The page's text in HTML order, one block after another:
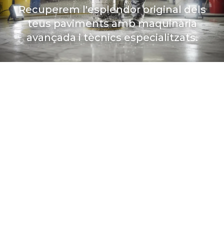
Recuperem l'esplendor original dels
teus paviments amb maquinària
avançada i tècnics especialitzats.